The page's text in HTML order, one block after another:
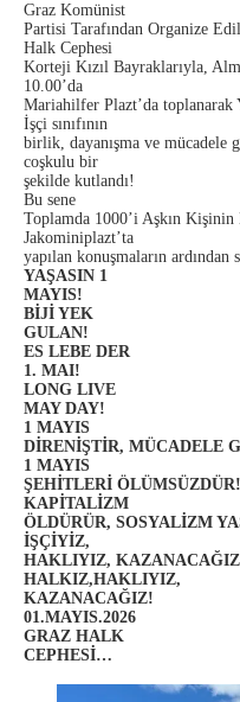
Graz Komünist
Partisi Tarafından Organize
Halk Cephesi
Korteji Kızıl Bayraklarıyla,
10.00’da
Mariahilfer Plazt’da
İşçi sınıfının
birlik, dayanışma ve mücadele
coşkulu bir
şekilde kutlandı!
Bu sene
Toplamda 1000’i Aşkın Kişinin
Jakominiplazt’ta
yapılan konuşmaların
YAŞASIN 1
MAYIS!
BİJİ YEK
GULAN!
ES LEBE DER
1. MAI!
LONG LIVE
MAY DAY!
1 MAYIS
DİRENİŞTİR, MÜCADELE
1 MAYIS
ŞEHİTLERİ ÖLÜMSÜZDÜR!
KAPİTALİZM
ÖLDÜRÜR, SOSYALİZM
İŞÇİYİZ,
HAKLIYIZ,
HALKIZ,HAKLIYIZ,
KAZANACAĞIZ!
01.MAYIS.2026
GRAZ HALK
CEPHESİ…